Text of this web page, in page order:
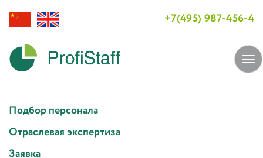
+7(495) 987-456-4
Подбор персонала
Отраслевая экспертиза
Заявка